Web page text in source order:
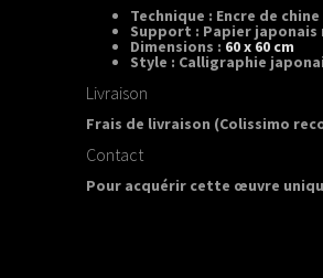
Technique : Encre de
Support : Papier
Dimensions :60 x 60 cm
Style : Calligraphie
Livraison
Frais de livraison (Colissimo
Contact
Pour acquérir cette œuvre